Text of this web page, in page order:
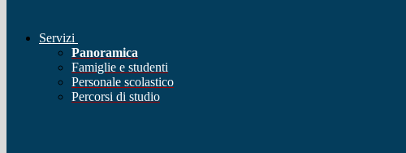
Servizi
Panoramica
Famiglie e studenti
Personale scolastico
Percorsi di studio